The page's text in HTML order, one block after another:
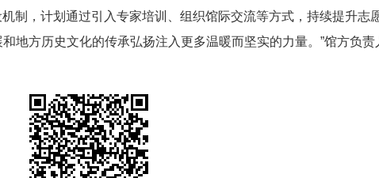
制，计划通过引入专家培训、组织馆际交流等方式，持续提升志
地方历史文化的传承弘扬注入更多温暖而坚实的力量。”馆方负责